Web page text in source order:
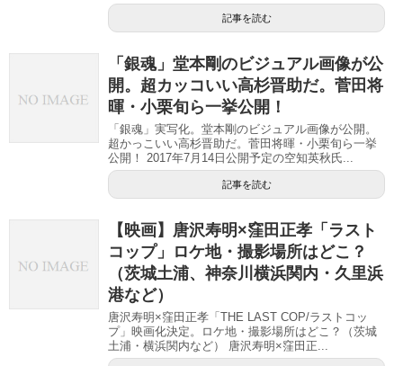
記事を読む
「銀魂」堂本剛のビジュアル画像が公
開。超カッコいい高杉晋助だ。菅田将
暉・小栗旬ら一挙公開！
「銀魂」実写化。堂本剛のビジュアル画像が公開。
超かっこいい高杉晋助だ。菅田将暉・小栗旬ら一挙
公開！ 2017年7月14日公開予定の空知英秋氏...
記事を読む
【映画】唐沢寿明×窪田正孝「ラスト
コップ」ロケ地・撮影場所はどこ？
（茨城土浦、神奈川横浜関内・久里浜
港など）
唐沢寿明×窪田正孝「THE LAST COP/ラストコッ
プ」映画化決定。ロケ地・撮影場所はどこ？（茨城
土浦・横浜関内など） 唐沢寿明×窪田正...